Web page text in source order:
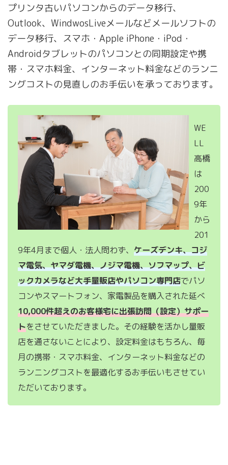
プリンタ古いパソコンからのデータ移行、
Outlook、WindwosLiveメールなどメールソフトの
データ移行、スマホ・Apple iPhone・iPod・
Androidタブレットのパソコンとの同期設定や携
帯・スマホ料金、インターネット料金などのランニ
ングコストの見直しのお手伝いを承っております。
WE
LL
高橋
は
200
9年
から
201
9年4月まで個人・法人問わず、 ケーズデンキ、コジ
マ電気、ヤマダ電機、ノジマ電機、ソフマップ、ビ
ックカメラなど大手量販店やパソコン専門店でパソ
コンやスマートフォン、家電製品を購入された延べ
10,000件超えのお客様宅に出張訪問（設定）サポー
トをさせていただきました。その経験を活かし量販
店を通さないことにより、設定料金はもちろん、毎
月の携帯・スマホ料金、インターネット料金などの
ランニングコストを最適化するお手伝いもさせてい
ただいております。